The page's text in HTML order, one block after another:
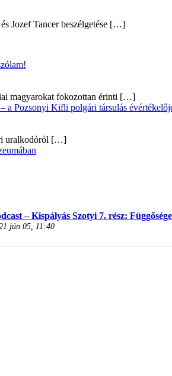
Jozef Tancer beszélgetése […]
magyarokat fokozottan érinti […]
a Pozsonyi Kifli polgári társulás
uralkodóról […]
– Kispályás Szotyi 7. rész:
jún 05, 11:40